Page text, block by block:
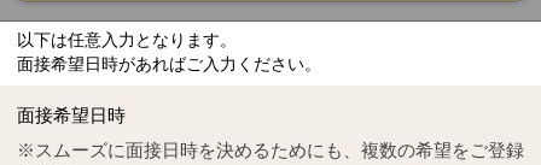
Tel
0570-55-0314
以下は任意入力となります。
面接希望日時があればご入力ください。
面接希望日時
※スムーズに面接日時を決めるためにも、複数の希望をご登録